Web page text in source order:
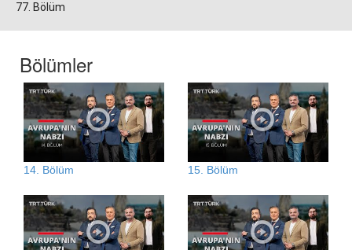
77. Bölüm
Bölümler
14. Bölüm 15. Bölüm